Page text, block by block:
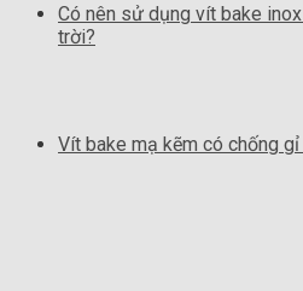
Có nên sử dụng vít bake
trời?
Vít bake mạ kẽm có chống